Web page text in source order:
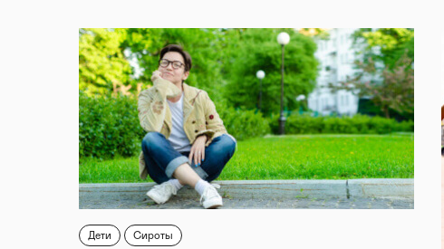
Дети Сироты